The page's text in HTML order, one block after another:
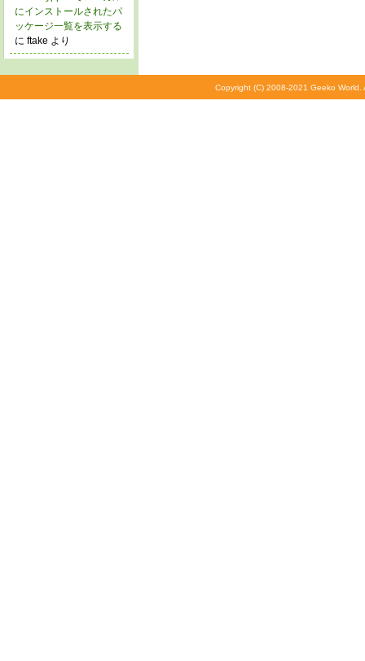
にインストールされたパ
ッケージ一覧を表示する
に ftake より
Copyright (C) 2008-2021 Geeko